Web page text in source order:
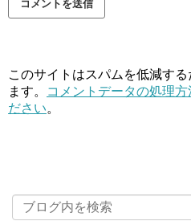
このサイトはスパムを低減す
ます。
コメントデータの処理
ださい。